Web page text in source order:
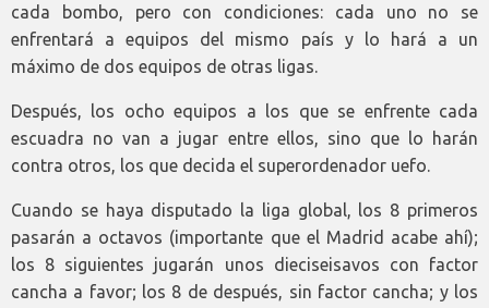
cada bombo, pero con condiciones: cada uno no se
enfrentará a equipos del mismo país y lo hará a un
máximo de dos equipos de otras ligas.
Después, los ocho equipos a los que se enfrente cada
escuadra no van a jugar entre ellos, sino que lo harán
contra otros, los que decida el superordenador uefo.
Cuando se haya disputado la liga global, los 8 primeros
pasarán a octavos (importante que el Madrid acabe ahí);
los 8 siguientes jugarán unos dieciseisavos con factor
cancha a favor; los 8 de después, sin factor cancha; y los